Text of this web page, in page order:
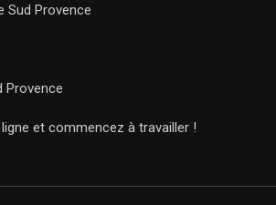
Sud Provence
Provence
et commencez à travailler !